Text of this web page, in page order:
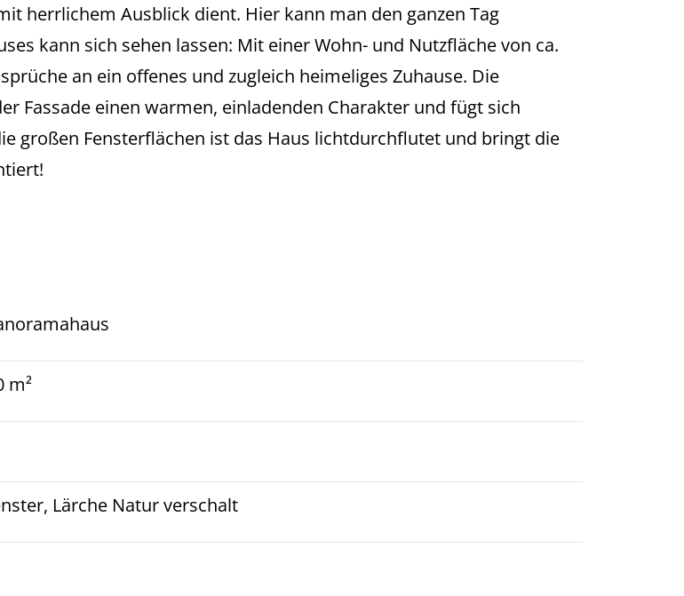
herrlichem Ausblick dient. Hier kann man den ganzen Tag
kann sich sehen lassen: Mit einer Wohn- und Nutzfläche von ca.
an ein offenes und zugleich heimeliges Zuhause. Die
Fassade einen warmen, einladenden Charakter und fügt sich
großen Fensterflächen ist das Haus lichtdurchflutet und bringt die
m²
Lärche Natur verschalt